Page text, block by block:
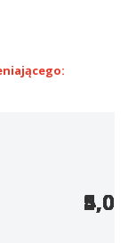
5,0
5,0
5,0
4,0
5,0
4,0
5,0
5,0
5,0
5,0
5,0
5,0
5,0
5,0